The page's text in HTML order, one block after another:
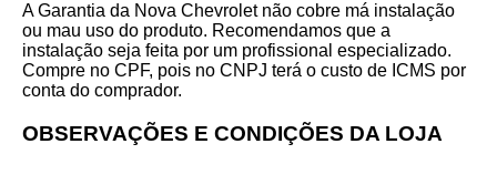
A Garantia da Nova Chevrolet não cobre má instalação
ou mau uso do produto. Recomendamos que a
instalação seja feita por um profissional especializado.
Compre no CPF, pois no CNPJ terá o custo de ICMS por
conta do comprador.
OBSERVAÇÕES E CONDIÇÕES DA LOJA